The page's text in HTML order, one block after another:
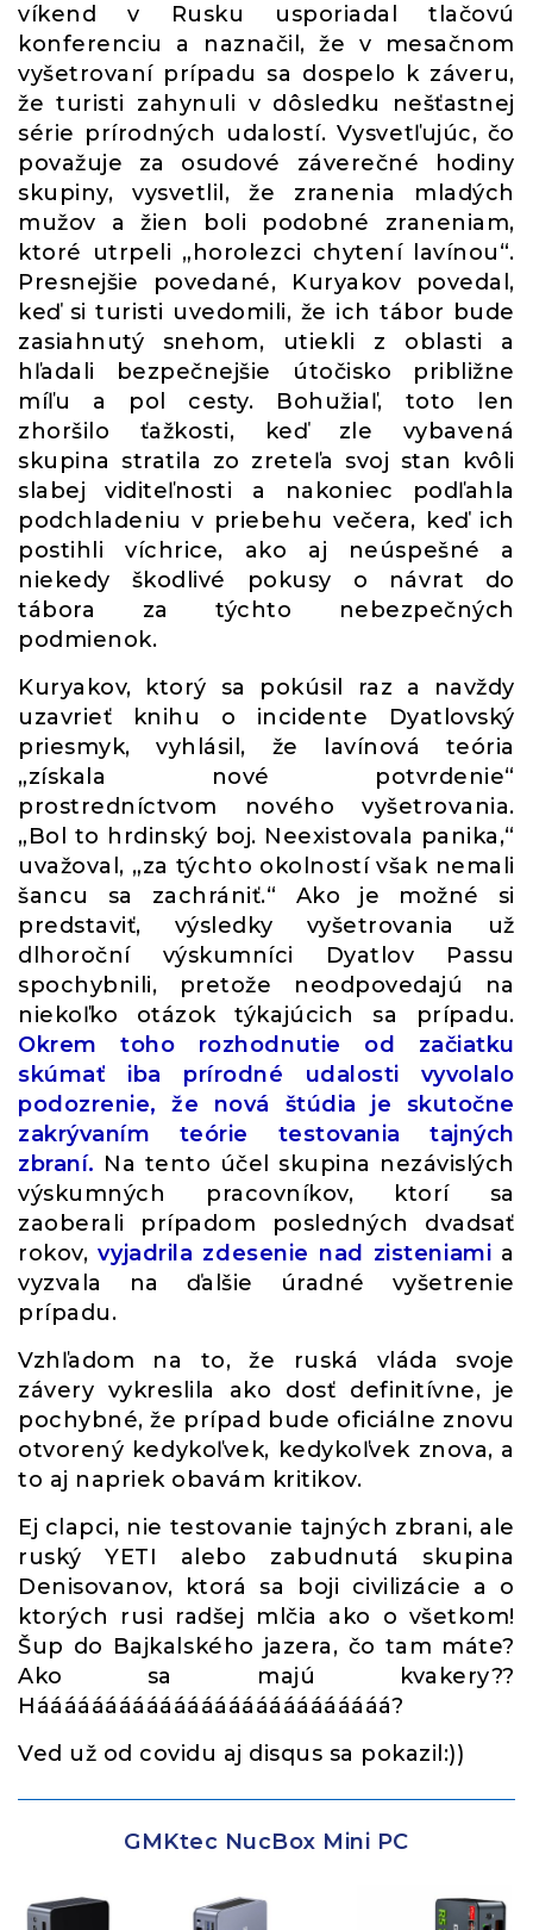
víkend v Rusku usporiadal tlačovú
konferenciu a naznačil, že v mesačnom
vyšetrovaní prípadu sa dospelo k záveru,
že turisti zahynuli v dôsledku nešťastnej
série prírodných udalostí. Vysvetľujúc, čo
považuje za osudové záverečné hodiny
skupiny, vysvetlil, že zranenia mladých
mužov a žien boli podobné zraneniam,
ktoré utrpeli „horolezci chytení lavínou“.
Presnejšie povedané, Kuryakov povedal,
keď si turisti uvedomili, že ich tábor bude
zasiahnutý snehom, utiekli z oblasti a
hľadali bezpečnejšie útočisko približne
míľu a pol cesty. Bohužiaľ, toto len
zhoršilo ťažkosti, keď zle vybavená
skupina stratila zo zreteľa svoj stan kvôli
slabej viditeľnosti a nakoniec podľahla
podchladeniu v priebehu večera, keď ich
postihli víchrice, ako aj neúspešné a
niekedy škodlivé pokusy o návrat do
tábora za týchto nebezpečných
podmienok.
Kuryakov, ktorý sa pokúsil raz a navždy
uzavrieť knihu o incidente Dyatlovský
priesmyk, vyhlásil, že lavínová teória
„získala nové potvrdenie“
prostredníctvom nového vyšetrovania.
„Bol to hrdinský boj. Neexistovala panika,“
uvažoval, „za týchto okolností však nemali
šancu sa zachrániť.“ Ako je možné si
predstaviť, výsledky vyšetrovania už
dlhoroční výskumníci Dyatlov Passu
spochybnili, pretože neodpovedajú na
niekoľko otázok týkajúcich sa prípadu.
Okrem toho rozhodnutie od začiatku
skúmať iba prírodné udalosti vyvolalo
podozrenie, že nová štúdia je skutočne
zakrývaním teórie testovania tajných
zbraní. Na tento účel skupina nezávislých
výskumných pracovníkov, ktorí sa
zaoberali prípadom posledných dvadsať
rokov,vyjadrila zdesenie nad zisteniami a
vyzvala na ďalšie úradné vyšetrenie
prípadu.
Vzhľadom na to, že ruská vláda svoje
závery vykreslila ako dosť definitívne, je
pochybné, že prípad bude oficiálne znovu
otvorený kedykoľvek, kedykoľvek znova, a
to aj napriek obavám kritikov.
Ej clapci, nie testovanie tajných zbrani, ale
ruský YETI alebo zabudnutá skupina
Denisovanov, ktorá sa boji civilizácie a o
ktorých rusi radšej mlčia ako o všetkom!
Šup do Bajkalského jazera, čo tam máte?
Ako sa majú kvakery??
Háááááááááááááááááááááááááá?
Ved už od covidu aj disqus sa pokazil:))
GMKtec NucBox Mini PC